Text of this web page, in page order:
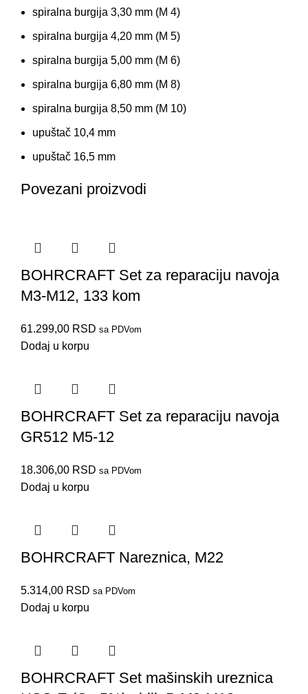
spiralna burgija 3,30 mm (M 4)
spiralna burgija 4,20 mm (M 5)
spiralna burgija 5,00 mm (M 6)
spiralna burgija 6,80 mm (M 8)
spiralna burgija 8,50 mm (M 10)
upuštač 10,4 mm
upuštač 16,5 mm
Povezani proizvodi
BOHRCRAFT Set za reparaciju navoja
M3-M12, 133 kom
61.299,00 RSD sa PDVom
Dodaj u korpu
BOHRCRAFT Set za reparaciju navoja
GR512 M5-12
18.306,00 RSD sa PDVom
Dodaj u korpu
BOHRCRAFT Nareznica, M22
5.314,00 RSD sa PDVom
Dodaj u korpu
BOHRCRAFT Set mašinskih ureznica